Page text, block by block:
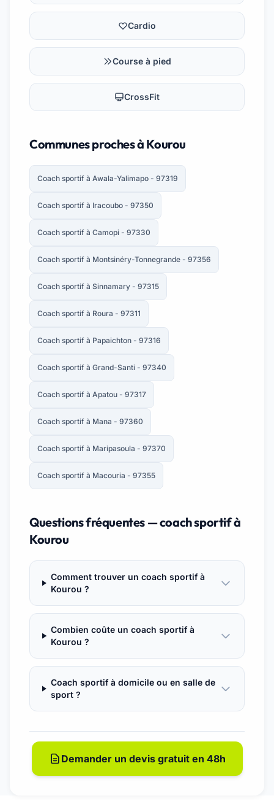
Cardio
Course à pied
CrossFit
Communes proches à Kourou
Coach sportif à Awala-Yalimapo - 97319
Coach sportif à Iracoubo - 97350
Coach sportif à Camopi - 97330
Coach sportif à Montsinéry-Tonnegrande - 97356
Coach sportif à Sinnamary - 97315
Coach sportif à Roura - 97311
Coach sportif à Papaichton - 97316
Coach sportif à Grand-Santi - 97340
Coach sportif à Apatou - 97317
Coach sportif à Mana - 97360
Coach sportif à Maripasoula - 97370
Coach sportif à Macouria - 97355
Questions fréquentes — coach sportif à
Kourou
Comment trouver un coach sportif à
Kourou ?
Combien coûte un coach sportif à
Kourou ?
Coach sportif à domicile ou en salle de
sport ?
Demander un devis gratuit en 48h